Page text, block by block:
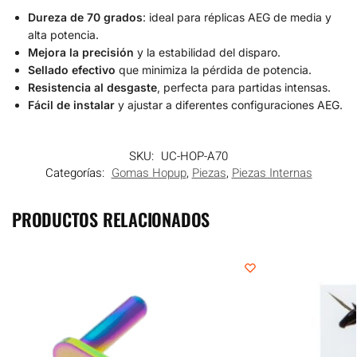
Dureza de 70 grados: ideal para réplicas AEG de media y
alta potencia.
Mejora la precisión y la estabilidad del disparo.
Sellado efectivo que minimiza la pérdida de potencia.
Resistencia al desgaste, perfecta para partidas intensas.
Fácil de instalar y ajustar a diferentes configuraciones AEG.
SKU: UC-HOP-A70
Categorías: Gomas Hopup, Piezas, Piezas Internas
PRODUCTOS RELACIONADOS